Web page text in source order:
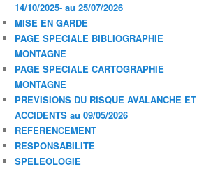
14/10/2025- au 25/07/2026
MISE EN GARDE
PAGE SPECIALE BIBLIOGRAPHIE
MONTAGNE
PAGE SPECIALE CARTOGRAPHIE
MONTAGNE
PREVISIONS DU RISQUE AVALANCHE ET
ACCIDENTS au 09/05/2026
REFERENCEMENT
RESPONSABILITE
SPELEOLOGIE